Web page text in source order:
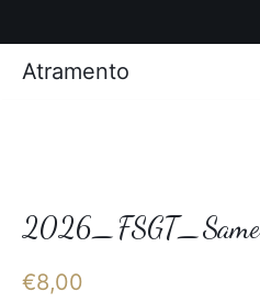
€8,00
Atramento
Photos